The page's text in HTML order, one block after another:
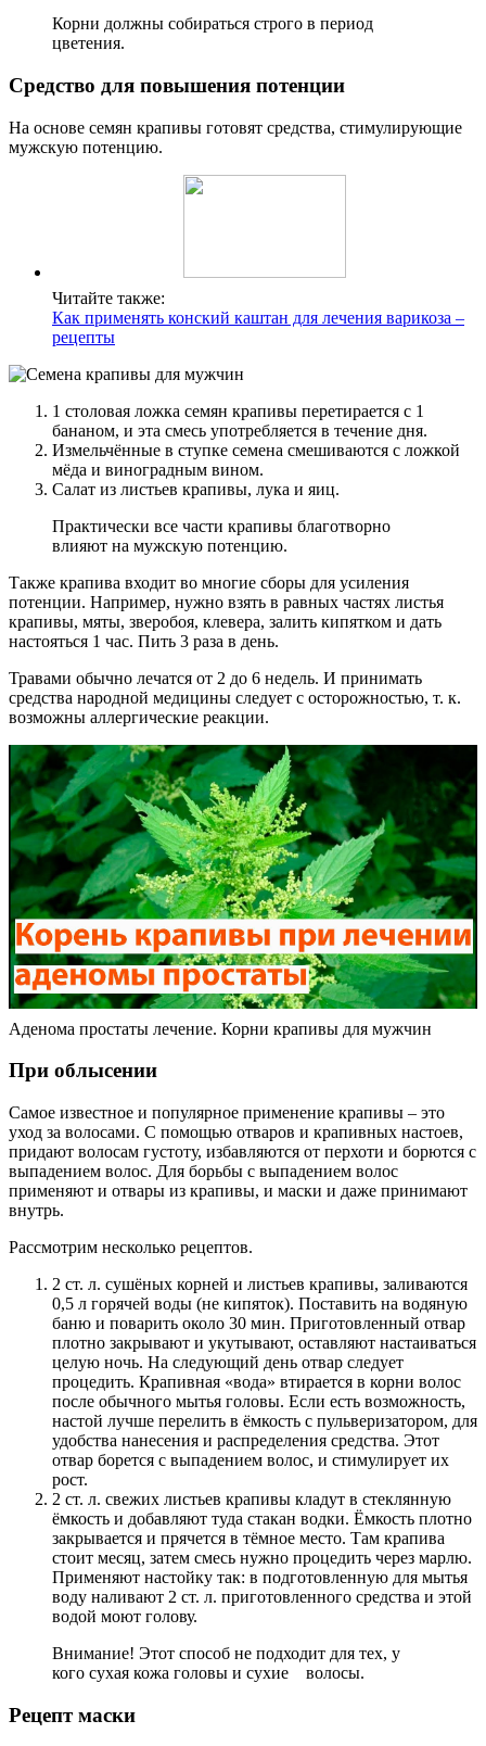
Корни должны собираться строго в период
цветения.
Средство для повышения потенции
На основе семян крапивы готовят средства, стимулирующие
мужскую потенцию.
Читайте также:
Как применять конский каштан для лечения варикоза –
рецепты
1 столовая ложка семян крапивы перетирается с 1
бананом, и эта смесь употребляется в течение дня.
Измельчённые в ступке семена смешиваются с ложкой
мёда и виноградным вином.
Салат из листьев крапивы, лука и яиц.
Практически все части крапивы благотворно
влияют на мужскую потенцию.
Также крапива входит во многие сборы для усиления
потенции. Например, нужно взять в равных частях листья
крапивы, мяты, зверобоя, клевера, залить кипятком и дать
настояться 1 час. Пить 3 раза в день.
Травами обычно лечатся от 2 до 6 недель. И принимать
средства народной медицины следует с осторожностью, т. к.
возможны аллергические реакции.
Аденома простаты лечение. Корни крапивы для мужчин
При облысении
Самое известное и популярное применение крапивы – это
уход за волосами. С помощью отваров и крапивных настоев,
придают волосам густоту, избавляются от перхоти и борются с
выпадением волос. Для борьбы с выпадением волос
применяют и отвары из крапивы, и маски и даже принимают
внутрь.
Рассмотрим несколько рецептов.
2 ст. л. сушёных корней и листьев крапивы, заливаются
0,5 л горячей воды (не кипяток). Поставить на водяную
баню и поварить около 30 мин. Приготовленный отвар
плотно закрывают и укутывают, оставляют настаиваться
целую ночь. На следующий день отвар следует
процедить. Крапивная «вода» втирается в корни волос
после обычного мытья головы. Если есть возможность,
настой лучше перелить в ёмкость с пульверизатором, для
удобства нанесения и распределения средства. Этот
отвар борется с выпадением волос, и стимулирует их
рост.
2 ст. л. свежих листьев крапивы кладут в стеклянную
ёмкость и добавляют туда стакан водки. Ёмкость плотно
закрывается и прячется в тёмное место. Там крапива
стоит месяц, затем смесь нужно процедить через марлю.
Применяют настойку так: в подготовленную для мытья
воду наливают 2 ст. л. приготовленного средства и этой
водой моют голову.
Внимание! Этот способ не подходит для тех, у
кого сухая кожа головы и сухие волосы.
Рецепт маски